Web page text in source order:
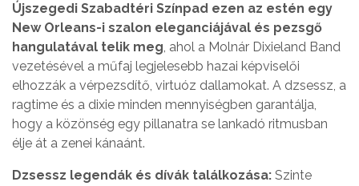
Újszegedi Szabadtéri Színpad ezen az estén egy
New Orleans-i szalon eleganciájával és pezsgő
hangulatával telik meg, ahol a Molnár Dixieland Band
vezetésével a műfaj legjelesebb hazai képviselői
elhozzák a vérpezsdítő, virtuóz dallamokat. A dzsessz, a
ragtime és a dixie minden mennyiségben garantálja,
hogy a közönség egy pillanatra se lankadó ritmusban
élje át a zenei kánaánt.
Dzsessz legendák és dívák találkozása: Szinte